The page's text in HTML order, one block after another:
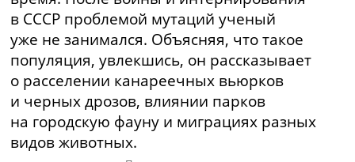
в СССР проблемой мутаций ученый
уже не занимался. Объясняя, что такое
популяция, увлекшись, он рассказывает
о расселении канареечных вьюрков
и черных дрозов, влиянии парков
на городскую фауну и миграциях разных
видов животных.